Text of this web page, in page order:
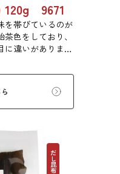
120g 9671
を帯びているのが
色をしており、
に違いがありま
れ、だし後の昆
ます。また、煮上
昆布などの総菜、
だし昆布